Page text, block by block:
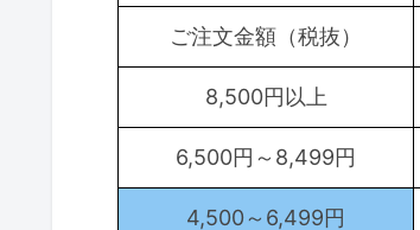
ご注文金額（税抜）
8,500円以上
6,500円～8,499円
4,500～6,499円